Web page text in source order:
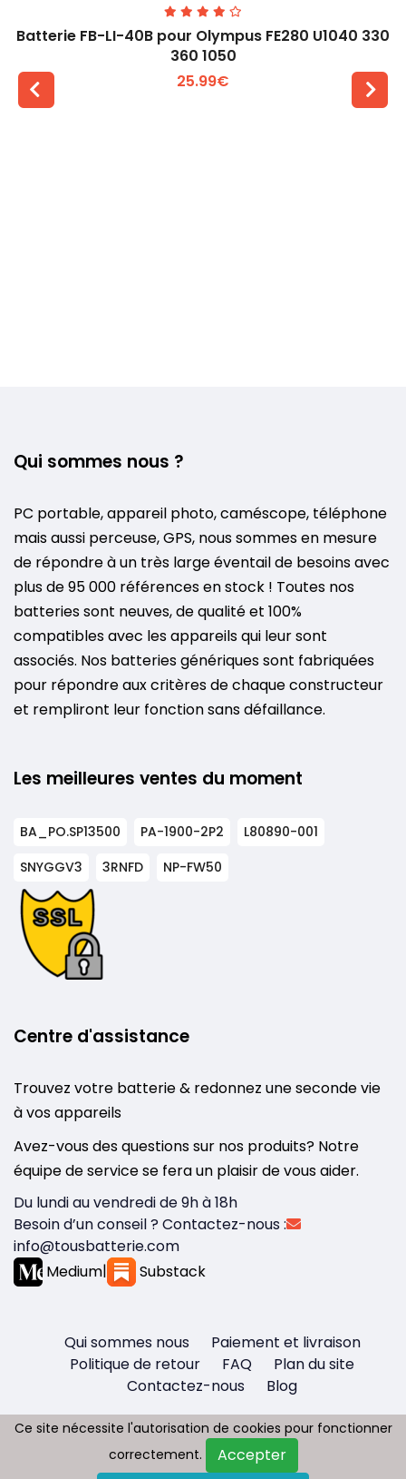
Batterie FB-LI-40B pour Olympus FE280 U1040 330
360 1050
25.99€
Qui sommes nous ?
PC portable, appareil photo, caméscope, téléphone
mais aussi perceuse, GPS, nous sommes en mesure
de répondre à un très large éventail de besoins avec
plus de 95 000 références en stock ! Toutes nos
batteries sont neuves, de qualité et 100%
compatibles avec les appareils qui leur sont
associés. Nos batteries génériques sont fabriquées
pour répondre aux critères de chaque constructeur
et rempliront leur fonction sans défaillance.
Les meilleures ventes du moment
BA_PO.SP13500 PA-1900-2P2
L80890-001
SNYGGV3
3RNFD NP-FW50
Centre d'assistance
Trouvez votre batterie & redonnez une seconde vie
à vos appareils
Avez-vous des questions sur nos produits? Notre
équipe de service se fera un plaisir de vous aider.
Du lundi au vendredi de 9h à 18h
Besoin d’un conseil ? Contactez-nous :
info@tousbatterie.com
Medium| Substack
Qui sommes nous
Paiement et livraison
Politique de retour
FAQ
Plan du site
Contactez-nous
Blog
Copyright © 2026 - Tous droit réservés
Ce site nécessite l'autorisation de cookies pour fonctionner
correctement.
Accepter
Ce site nécessite l'autorisation de cookies pour fonctionner
correctement.
Accepter